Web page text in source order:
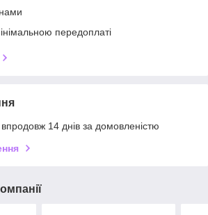
передоплаті
14 днів за домовленістю